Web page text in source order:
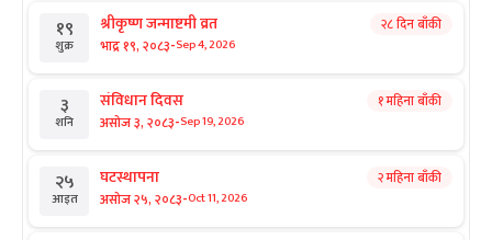
१९
शुक्र
श्रीकृष्ण जन्माष्टमी व्रत
भाद्र १९, २०८३-Sep 4, 2026
२८ दिन बाँकी
३
शनि
संविधान दिवस
असोज ३, २०८३-Sep 19, 2026
१ महिना बाँकी
२५
आइत
घटस्थापना
असोज २५, २०८३-Oct 11, 2026
२ महिना बाँकी